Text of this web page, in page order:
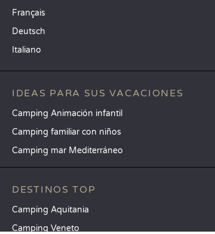
Français
Deutsch
Italiano
IDEAS PARA SUS VACACIONES
Camping Animación infantil
Camping familiar con niños
Camping mar Mediterráneo
DESTINOS TOP
Camping Aquitania
Camping Veneto